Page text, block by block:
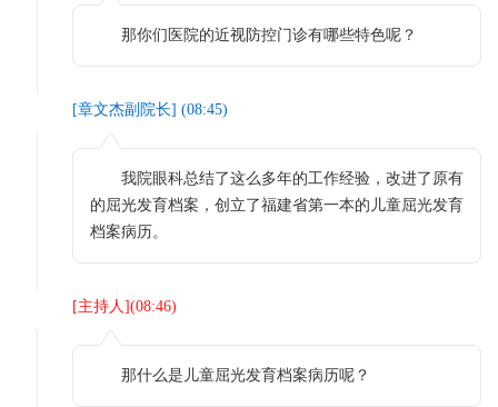
那你们医院的近视防控门诊有哪些特色呢？
[章文杰副院长] (08:45)
我院眼科总结了这么多年的工作经验，改进了原有
的屈光发育档案，创立了福建省第一本的儿童屈光发育
档案病历。
[主持人 ](08:46)
那什么是儿童屈光发育档案病历呢？